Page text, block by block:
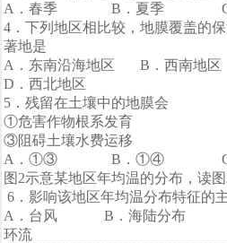
A．春季 B．夏季 C
4．下列地区相比较，地膜覆盖的
著地是
A．东南沿海地区 B．西
D．西北地区
5．残留在土壤中的地膜会
①危害作物根系发育 ②阻
③阻碍土壤水费运移 ④加
A．①③ B．①④ C
图2示意某地区年均温的分布，读图
6．影响该地区年均温分布特征的
A．台风 B．海陆分布
环流